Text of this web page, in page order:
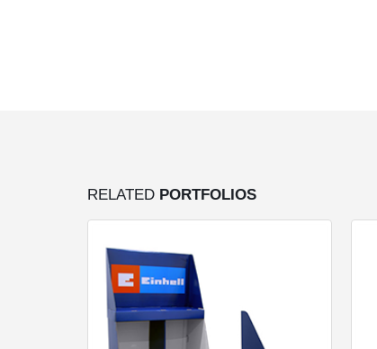
RELATED PORTFOLIOS